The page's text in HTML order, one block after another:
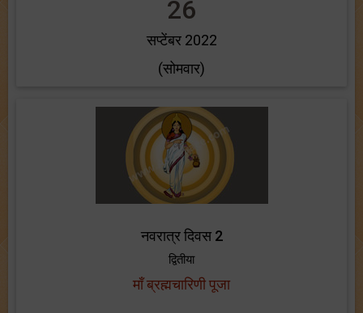
26
सप्टेंबर 2022
(सोमवार)
नवरात्र दिवस 2
द्वितीया
माँ ब्रह्मचारिणी पूजा